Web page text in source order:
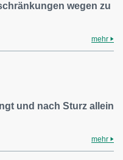
wegen zu
mehr
und nach Sturz allein
mehr